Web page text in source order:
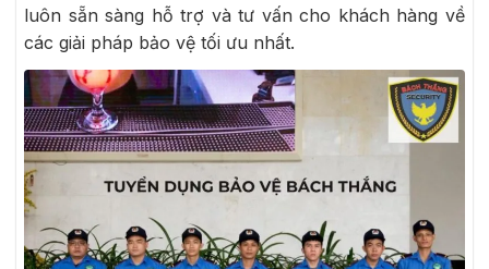
luôn sẵn sàng hỗ trợ và tư vấn cho khách hàng về
các giải pháp bảo vệ tối ưu nhất.